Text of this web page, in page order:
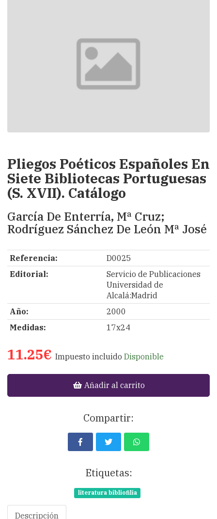
Pliegos Poéticos Españoles En
Siete Bibliotecas Portuguesas
(S. XVII). Catálogo
García De Enterría, Mª Cruz;
Rodríguez Sánchez De León Mª José
Referencia:
D0025
Editorial:
Servicio de Publicaciones
Universidad de
Alcalá:Madrid
Año:
2000
Medidas:
17x24
11.25€ Impuesto incluido Disponible
Añadir al carrito
Compartir:
Etiquetas:
literatura bibliofilia
Descripción